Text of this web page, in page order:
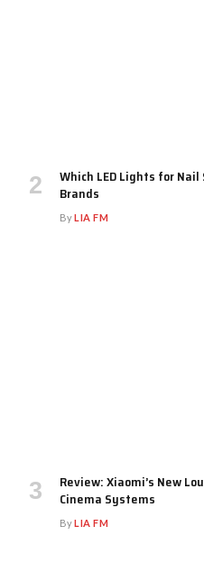
Which LED Lights for
Brands
ByLIA FM
Review: Xiaomi’s New
Cinema Systems
ByLIA FM